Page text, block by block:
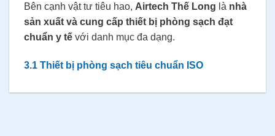
Bên cạnh vật tư tiêu hao, Airtech Thế Long là nhà
sản xuất và cung cấp thiết bị phòng sạch đạt
chuẩn y tế với danh mục đa dạng.
3.1 Thiết bị phòng sạch tiêu chuẩn ISO